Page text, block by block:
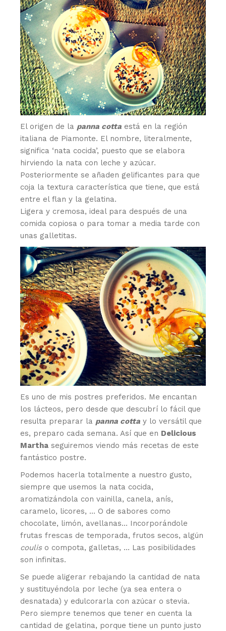
El origen de la panna cotta está en la región
italiana de Piamonte. El nombre, literalmente,
significa ‘nata cocida’, puesto que se elabora
hirviendo la nata con leche y azúcar.
Posteriormente se añaden gelificantes para que
coja la textura característica que tiene, que está
entre el flan y la gelatina.
Ligera y cremosa, ideal para después de una
comida copiosa o para tomar a media tarde con
unas galletitas.
Es uno de mis postres preferidos. Me encantan
los lácteos, pero desde que descubrí lo fácil que
resulta preparar la panna cotta y lo versátil que
es, preparo cada semana. Así que en Delicious
Martha seguiremos viendo más recetas de este
fantástico postre.
Podemos hacerla totalmente a nuestro gusto,
siempre que usemos la nata cocida,
aromatizándola con vainilla, canela, anís,
caramelo, licores, … O de sabores como
chocolate, limón, avellanas… Incorporándole
frutas frescas de temporada, frutos secos, algún
couliso compota, galletas, … Las posibilidades
son infinitas.
Se puede aligerar rebajando la cantidad de nata
y sustituyéndola por leche (ya sea entera o
desnatada) y edulcorarla con azúcar o stevia.
Pero siempre tenemos que tener en cuenta la
cantidad de gelatina, porque tiene un punto justo